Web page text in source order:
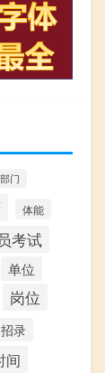
门
体能
考试
单位
岗位
招录
间